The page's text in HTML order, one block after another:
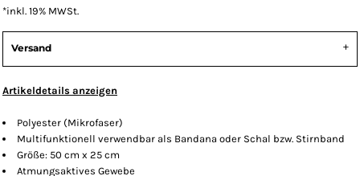
*inkl. 19% MWSt.
Versand
Artikeldetails anzeigen
Polyester (Mikrofaser)
Multifunktionell verwendbar als Bandana oder Schal bzw. Stirnband
Größe: 50 cm x 25 cm
Atmungsaktives Gewebe